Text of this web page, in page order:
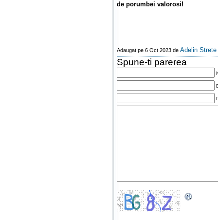
de porumbei valorosi!
Adaugat pe 6 Oct 2023 de Adelin Strete
Spune-ti parerea